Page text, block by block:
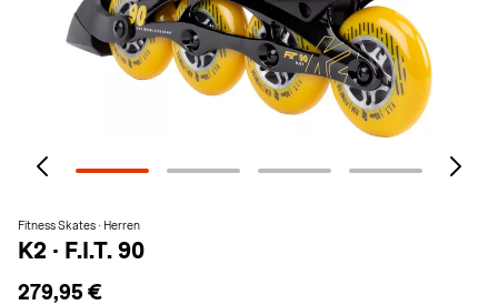
Fitness Skates · Herren
K2 · F.I.T. 90
279,95 €